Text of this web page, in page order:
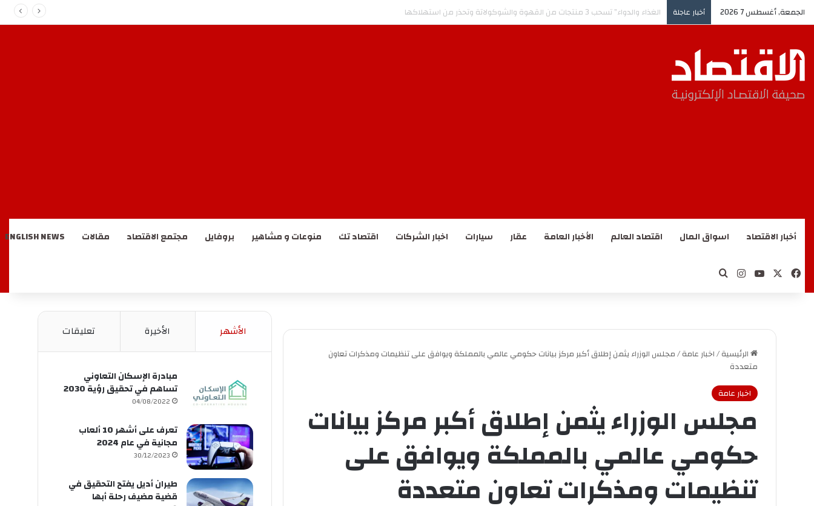
الجمعة, أغسطس 7 2026 أخبار عاجلة تراجع الأسهم السعودية في ختام الأسبوع.. والمؤشر يفقد 76 نقطة
أخبار الاقتصاد اسواق المال اقتصاد العالم الأخبار العامة عقار سيارات اخبار الشركات اقتصاد تك منوعات و مشاهير بروفايل مجتمع الاقتصاد مقالات ENGLISH NEWS
فيسبوك ‫YouTubeانستقرام
الرئيسية/اخبار عامة/مجلس الوزراء يثمن إطلاق أكبر مركز بيانات حكومي عالمي بالمملكة ويوافق على تنظيمات ومذكرات تعاون
متعددة
اخبار عامة
مجلس الوزراء يثمن إطلاق أكبر مركز بيانات
حكومي عالمي بالمملكة ويوافق على
تنظيمات ومذكرات تعاون متعددة
الأشهر الأخيرة تعليقات
مبادرة الإسكان التعاوني
تساهم في تحقيق رؤية 2030
04/08/2022
تعرف على أشهر 10 ألعاب
مجانية في عام 2024
30/12/2023
طيران أديل يفتح التحقيق في
قضية مضيف رحلة أبها